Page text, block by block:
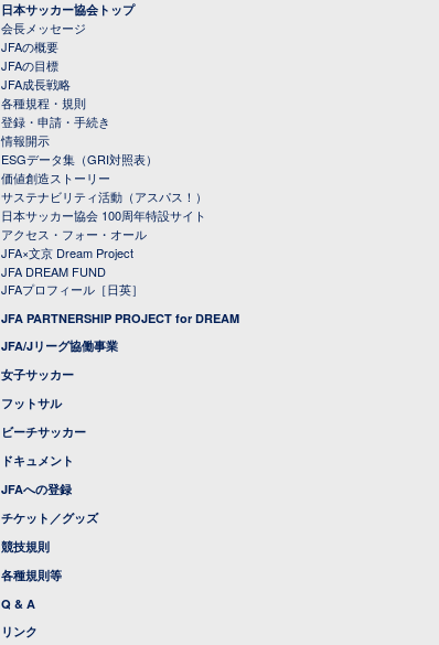
日本サッカー協会トップ
会長メッセージ
JFAの概要
JFAの目標
JFA成長戦略
各種規程・規則
登録・申請・手続き
情報開示
ESGデータ集（GRI対照表）
価値創造ストーリー
サステナビリティ活動（アスパス！）
日本サッカー協会 100周年特設サイト
アクセス・フォー・オール
JFA×文京 Dream Project
JFA DREAM FUND
JFAプロフィール［日英］
JFA PARTNERSHIP PROJECT for DREAM
JFA/Jリーグ協働事業
女子サッカー
フットサル
ビーチサッカー
ドキュメント
JFAへの登録
チケット／グッズ
競技規則
各種規則等
Q & A
リンク